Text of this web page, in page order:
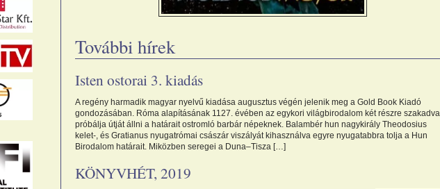
További hírek
Isten ostorai 3. kiadás
A regény harmadik magyar nyelvű kiadása augusztus végén jelenik meg a Gold Book Kiadó
gondozásában. Róma alapításának 1127. évében az egykori világbirodalom két részre szakadva
próbálja útját állni a határait ostromló barbár népeknek. Balambér hun nagykirály Theodosius
kelet-, és Gratianus nyugatrómai császár viszályát kihasználva egyre nyugatabbra tolja a Hun
Birodalom határait. Miközben seregei a Duna–Tisza […]
KÖNYVHÉT, 2019